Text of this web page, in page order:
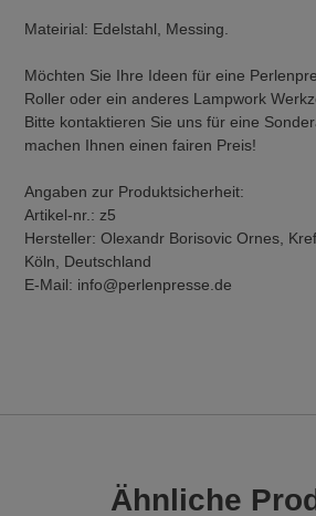
Mateirial: Edelstahl, Messing.
Möchten Sie Ihre Ideen für eine
Roller oder ein anderes Lampwork
Bitte kontaktieren Sie uns für eine
machen Ihnen einen fairen Preis!
Angaben zur Produktsicherheit:
Artikel-nr.: z5
Hersteller: Olexandr Borisovic Ornes,
Köln, Deutschland
E-Mail: info@perlenpresse.de
Ähnliche